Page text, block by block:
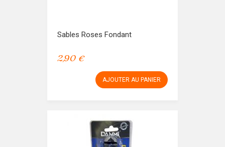
Sables Roses Fondant
2,90 €
AJOUTER AU PANIER